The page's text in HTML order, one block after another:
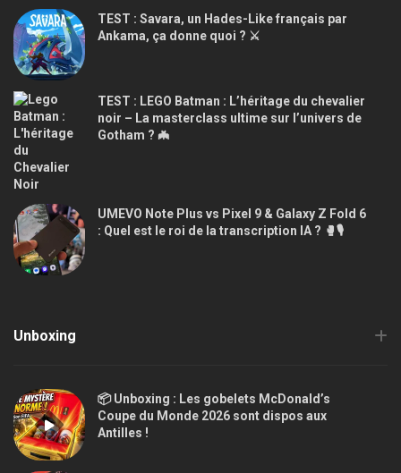
TEST : Savara, un Hades-Like français par
Ankama, ça donne quoi ? ⚔️
TEST : LEGO Batman : L’héritage du chevalier
noir – La masterclass ultime sur l’univers de
Gotham ? 🦇
UMEVO Note Plus vs Pixel 9 & Galaxy Z Fold 6
: Quel est le roi de la transcription IA ? 🥊🎙️
Unboxing
📦 Unboxing : Les gobelets McDonald’s
Coupe du Monde 2026 sont dispos aux
Antilles !